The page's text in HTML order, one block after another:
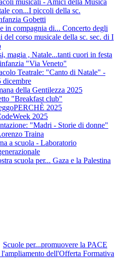
musicali - Amici della Musica
con...I piccoli della sc.
Gobetti
in compagnia di... Concerto degli
del corso musicale della sc. sec. di I
magia , Natale...tanti cuori in festa
"Via Veneto"
Teatrale: "Canto di Natale" -
dicembre
della Gentilezza 2025
"Breakfast club"
2025
2025
"Madri - Storie di donne"
Traina
a scuola - Laboratorio
scuola per... Gaza e la Palestina
Scuole per...promuovere la PACE
dell'Offerta Formativa